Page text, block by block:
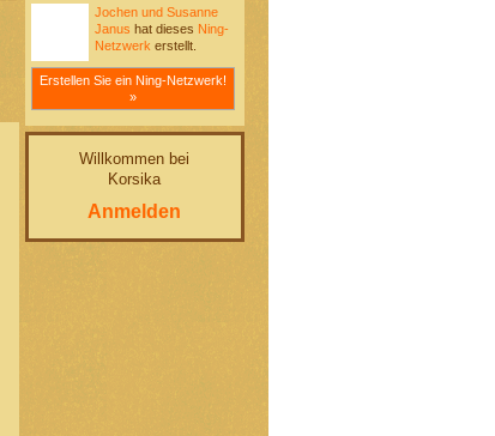
Jochen und Susanne
Janus hat dieses Ning-
Netzwerk erstellt.
Erstellen Sie ein Ning-Netzwerk!
»
Willkommen bei
Korsika
Anmelden